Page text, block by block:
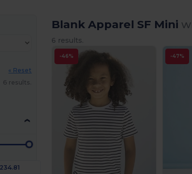
« Reset
6 results.
Blank Apparel SF Mini
6 results.
-46% -47%